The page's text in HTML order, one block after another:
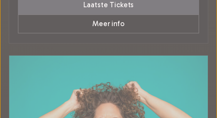
Laatste Tickets
Meer info